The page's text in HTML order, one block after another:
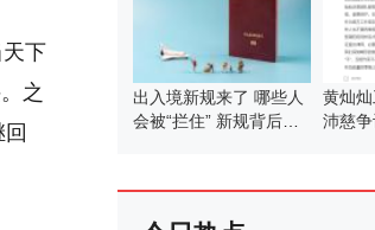
下
之
出入境新规来了 哪些人
会被“拦住” 新规背后的
黄灿
沛慈争